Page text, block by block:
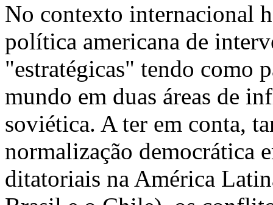
No contexto internacional
política americana de
"estratégicas" tendo como
mundo em duas áreas de
soviética. A ter em conta,
normalização democrática
ditatoriais na América